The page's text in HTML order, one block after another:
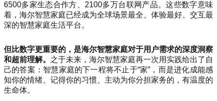
6500多家生态合作方、2100多万台联网产品。这些数字意味
着，海尔智慧家庭已经成为全球场景最全、体验最好、交互最
深的智慧家庭生活平台。
但比数字更重要的，是海尔智慧家庭对于用户需求的深度洞察
和超前理解。 之于未来，海尔智慧家庭再一次用实践给出了自
己的答案：智慧家庭的下一程将不止于“家”，而是进化成能感
知你的情绪、记得你的习惯、主动为你分担家务的，有温度的
生命体。